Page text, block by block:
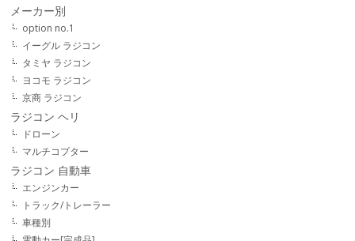
メーカー別
option no.1
イーグル ラジコン
タミヤ ラジコン
ヨコモ ラジコン
京商 ラジコン
ラジコン ヘリ
ドローン
マルチコプター
ラジコン 自動車
エンジンカー
トラック/トレーラー
車種別